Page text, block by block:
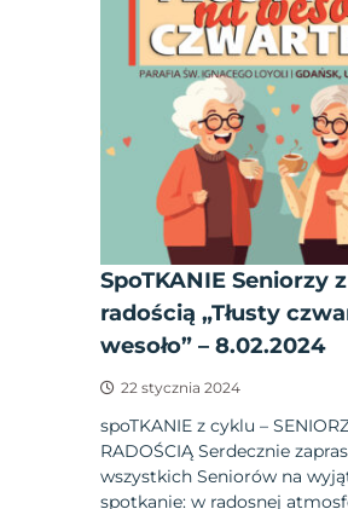
SpoTKANIE Seniorzy z
radością „Tłusty
wesoło” – 8.02.2024
22 stycznia 2024
spoTKANIE z cyklu –
RADOŚCIĄ Serdecznie
wszystkich Seniorów na
spotkanie: w radosnej